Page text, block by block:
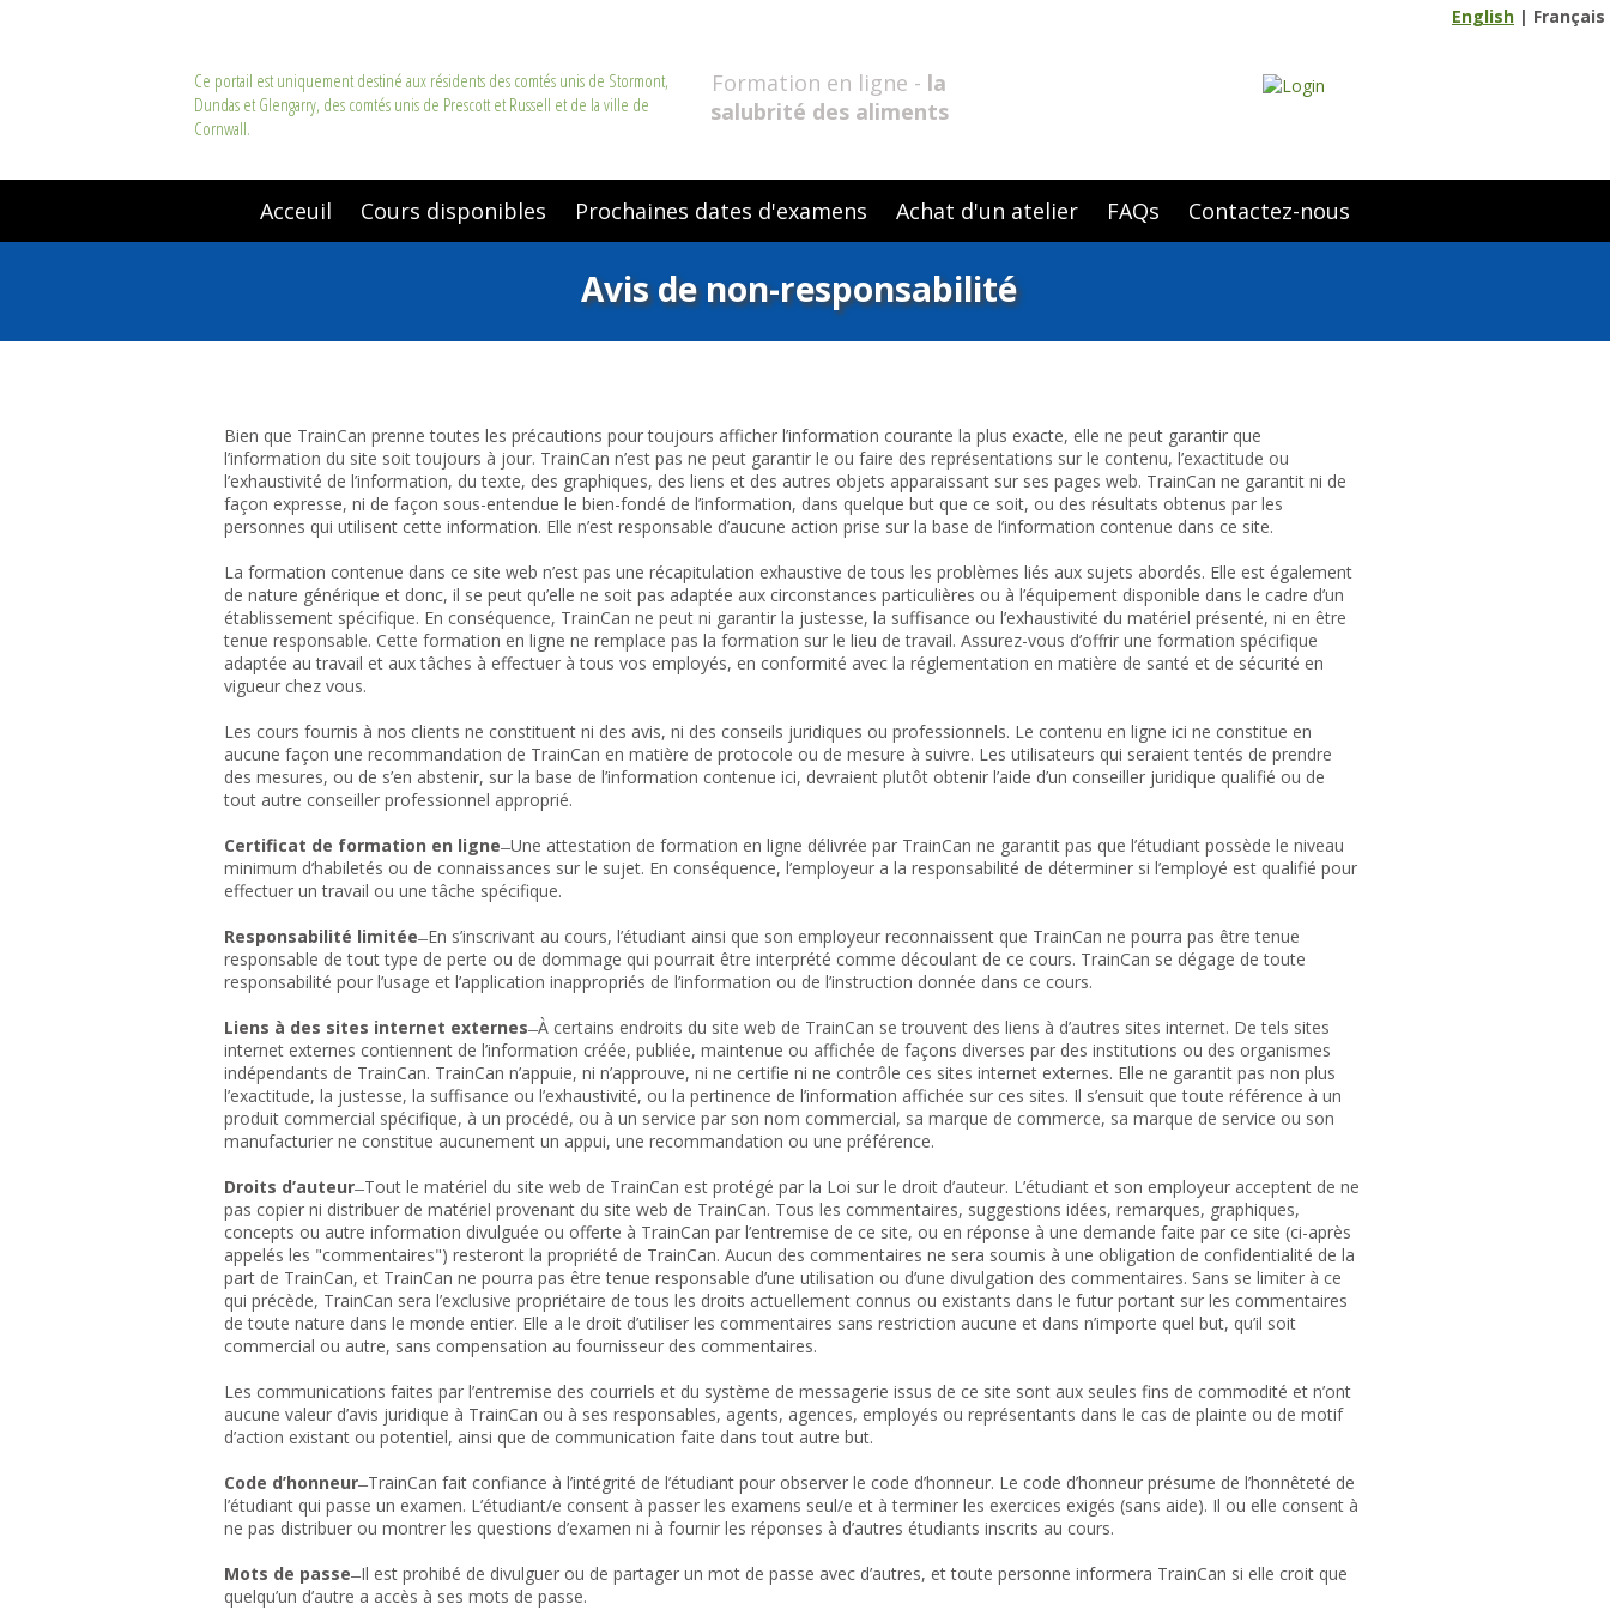
Ce portail est uniquement destiné aux résidents des comtés unis de Stormont,
Dundas et Glengarry, des comtés unis de Prescott et Russell et de la ville de
Cornwall.
Formation en ligne - la
salubrité des aliments
English | Français
Acceuil Cours disponibles Prochaines dates d'examens Achat d'un atelier FAQs Contactez-nous
Avis de non-responsabilité
Bien que TrainCan prenne toutes les précautions pour toujours afficher l’information courante la plus exacte, elle ne peut garantir que
l’information du site soit toujours à jour. TrainCan n’est pas ne peut garantir le ou faire des représentations sur le contenu, l’exactitude ou
l’exhaustivité de l’information, du texte, des graphiques, des liens et des autres objets apparaissant sur ses pages web. TrainCan ne garantit ni de
façon expresse, ni de façon sous-entendue le bien-fondé de l’information, dans quelque but que ce soit, ou des résultats obtenus par les
personnes qui utilisent cette information. Elle n’est responsable d’aucune action prise sur la base de l’information contenue dans ce site.
La formation contenue dans ce site web n’est pas une récapitulation exhaustive de tous les problèmes liés aux sujets abordés. Elle est également
de nature générique et donc, il se peut qu’elle ne soit pas adaptée aux circonstances particulières ou à l’équipement disponible dans le cadre d’un
établissement spécifique. En conséquence, TrainCan ne peut ni garantir la justesse, la suffisance ou l’exhaustivité du matériel présenté, ni en être
tenue responsable. Cette formation en ligne ne remplace pas la formation sur le lieu de travail. Assurez-vous d’offrir une formation spécifique
adaptée au travail et aux tâches à effectuer à tous vos employés, en conformité avec la réglementation en matière de santé et de sécurité en
vigueur chez vous.
Les cours fournis à nos clients ne constituent ni des avis, ni des conseils juridiques ou professionnels. Le contenu en ligne ici ne constitue en
aucune façon une recommandation de TrainCan en matière de protocole ou de mesure à suivre. Les utilisateurs qui seraient tentés de prendre
des mesures, ou de s’en abstenir, sur la base de l’information contenue ici, devraient plutôt obtenir l’aide d’un conseiller juridique qualifié ou de
tout autre conseiller professionnel approprié.
Certificat de formation en ligne̶ Une attestation de formation en ligne délivrée par TrainCan ne garantit pas que l’étudiant possède le niveau
minimum d’habiletés ou de connaissances sur le sujet. En conséquence, l’employeur a la responsabilité de déterminer si l’employé est qualifié pour
effectuer un travail ou une tâche spécifique.
Responsabilité limitée̶ En s’inscrivant au cours, l’étudiant ainsi que son employeur reconnaissent que TrainCan ne pourra pas être tenue
responsable de tout type de perte ou de dommage qui pourrait être interprété comme découlant de ce cours. TrainCan se dégage de toute
responsabilité pour l’usage et l’application inappropriés de l’information ou de l’instruction donnée dans ce cours.
Liens à des sites internet externes̶ À certains endroits du site web de TrainCan se trouvent des liens à d’autres sites internet. De tels sites
internet externes contiennent de l’information créée, publiée, maintenue ou affichée de façons diverses par des institutions ou des organismes
indépendants de TrainCan. TrainCan n’appuie, ni n’approuve, ni ne certifie ni ne contrôle ces sites internet externes. Elle ne garantit pas non plus
l’exactitude, la justesse, la suffisance ou l’exhaustivité, ou la pertinence de l’information affichée sur ces sites. Il s’ensuit que toute référence à un
produit commercial spécifique, à un procédé, ou à un service par son nom commercial, sa marque de commerce, sa marque de service ou son
manufacturier ne constitue aucunement un appui, une recommandation ou une préférence.
Droits d’auteur̶ Tout le matériel du site web de TrainCan est protégé par la Loi sur le droit d’auteur. L’étudiant et son employeur acceptent de ne
pas copier ni distribuer de matériel provenant du site web de TrainCan. Tous les commentaires, suggestions idées, remarques, graphiques,
concepts ou autre information divulguée ou offerte à TrainCan par l’entremise de ce site, ou en réponse à une demande faite par ce site (ci-après
appelés les "commentaires") resteront la propriété de TrainCan. Aucun des commentaires ne sera soumis à une obligation de confidentialité de la
part de TrainCan, et TrainCan ne pourra pas être tenue responsable d’une utilisation ou d’une divulgation des commentaires. Sans se limiter à ce
qui précède, TrainCan sera l’exclusive propriétaire de tous les droits actuellement connus ou existants dans le futur portant sur les commentaires
de toute nature dans le monde entier. Elle a le droit d’utiliser les commentaires sans restriction aucune et dans n’importe quel but, qu’il soit
commercial ou autre, sans compensation au fournisseur des commentaires.
Les communications faites par l’entremise des courriels et du système de messagerie issus de ce site sont aux seules fins de commodité et n’ont
aucune valeur d’avis juridique à TrainCan ou à ses responsables, agents, agences, employés ou représentants dans le cas de plainte ou de motif
d’action existant ou potentiel, ainsi que de communication faite dans tout autre but.
Code d’honneur̶ TrainCan fait confiance à l’intégrité de l’étudiant pour observer le code d’honneur. Le code d’honneur présume de l’honnêteté de
l’étudiant qui passe un examen. L’étudiant/e consent à passer les examens seul/e et à terminer les exercices exigés (sans aide). Il ou elle consent à
ne pas distribuer ou montrer les questions d’examen ni à fournir les réponses à d’autres étudiants inscrits au cours.
Mots de passe̶ Il est prohibé de divulguer ou de partager un mot de passe avec d’autres, et toute personne informera TrainCan si elle croit que
quelqu’un d’autre a accès à ses mots de passe.